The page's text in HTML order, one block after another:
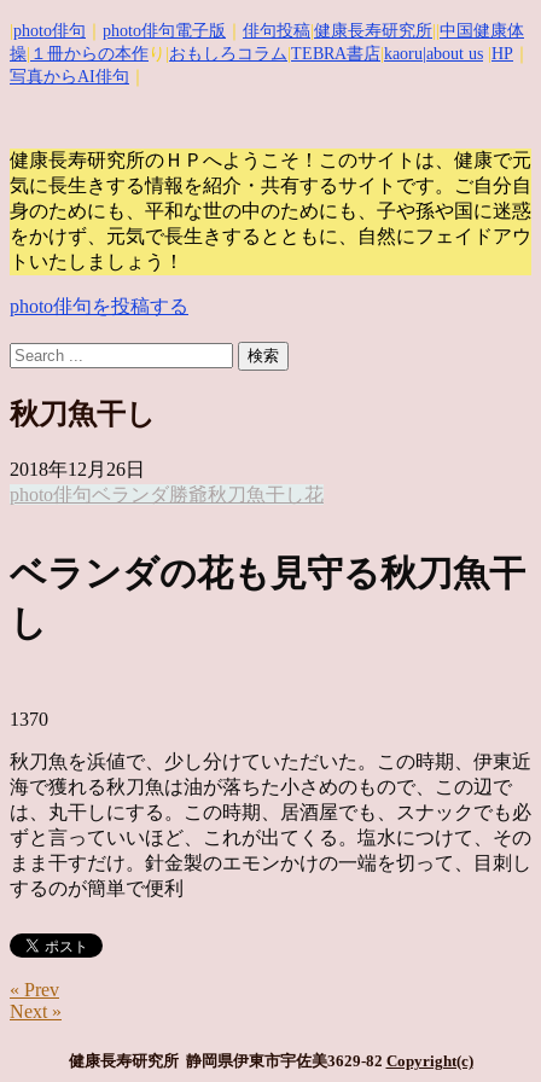
photo俳句 photo俳句電子版 俳句投稿 健康長寿研究所 中国健康体
操 １冊からの本作 り| おもしろコラム TEBRA書店 kaoru |about us HP
写真からAI俳句
健康長寿研究所のＨＰへようこそ！このサイトは、健康で元
気に長生きする情報を紹介・共有するサイトです。
ご自分自
身のためにも、平和な世の中のためにも、子や孫や国に迷惑
をかけず、元気で長生きするとともに、自然にフェイドアウ
トいたしましょう！
photo俳句を投稿する
秋刀魚干し
2018年12月26日
photo俳句ベランダ勝爺秋刀魚干し 花
ベランダの花も見守る秋刀魚干
し
1370
秋刀魚を浜値で、少し分けていただいた。この時期、伊東近
海で獲れる秋刀魚は油が落ちた小さめのもので、この辺で
は、丸干しにする。この時期、居酒屋でも、スナックでも必
ずと言っていいほど、これが出てくる。塩水につけて、その
まま干すだけ。針金製のエモンかけの一端を切って、目刺し
するのが簡単で便利
« Prev
Next »
健康長寿研究所 静岡県伊東市宇佐美3629-82 Copyright(c)